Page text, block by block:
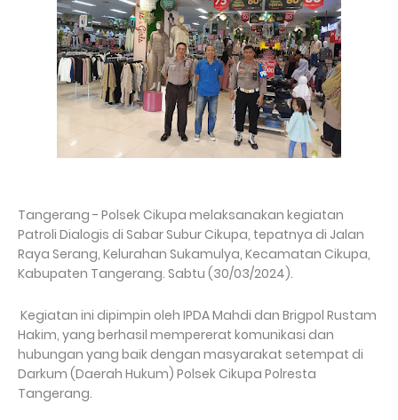
Tangerang - Polsek Cikupa melaksanakan kegiatan
Patroli Dialogis di Sabar Subur Cikupa, tepatnya di Jalan
Raya Serang, Kelurahan Sukamulya, Kecamatan Cikupa,
Kabupaten Tangerang. Sabtu (30/03/2024).
Kegiatan ini dipimpin oleh IPDA Mahdi dan Brigpol Rustam
Hakim, yang berhasil mempererat komunikasi dan
hubungan yang baik dengan masyarakat setempat di
Darkum (Daerah Hukum) Polsek Cikupa Polresta
Tangerang.